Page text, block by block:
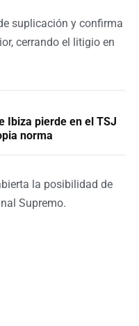
suplicación y confirma
cerrando el litigio en
Ibiza pierde en el TSJ
norma
la posibilidad de
Supremo.